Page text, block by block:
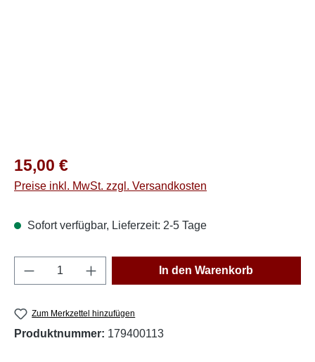
Regulärer Preis:
15,00 €
Preise inkl. MwSt. zzgl. Versandkosten
Sofort verfügbar, Lieferzeit: 2-5 Tage
Produkt Anzahl: Gib den gewünschten
In den Warenkorb
Zum Merkzettel hinzufügen
Produktnummer: 179400113